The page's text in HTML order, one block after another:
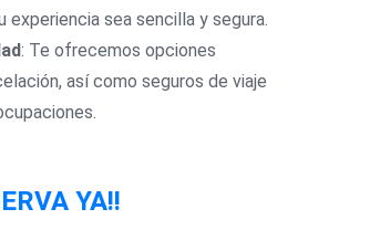
sea sencilla y segura.
: Te ofrecemos opciones
así como seguros de viaje
YA!!